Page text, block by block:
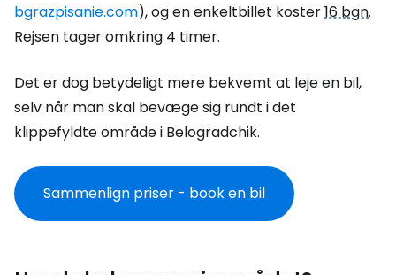
bgrazpisanie.com), og en enkeltbillet koster16 bgn.
Rejsen tager omkring 4 timer.
Det er dog betydeligt mere bekvemt at leje en bil,
selv når man skal bevæge sig rundt i det
klippefyldte område i Belogradchik.
Sammenlign priser - book en bil